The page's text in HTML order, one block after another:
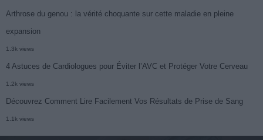
Arthrose du genou : la vérité choquante sur cette maladie en pleine
expansion
1.3k views
4 Astuces de Cardiologues pour Éviter l’AVC et Protéger Votre Cerveau
1.2k views
Découvrez Comment Lire Facilement Vos Résultats de Prise de Sang
1.1k views